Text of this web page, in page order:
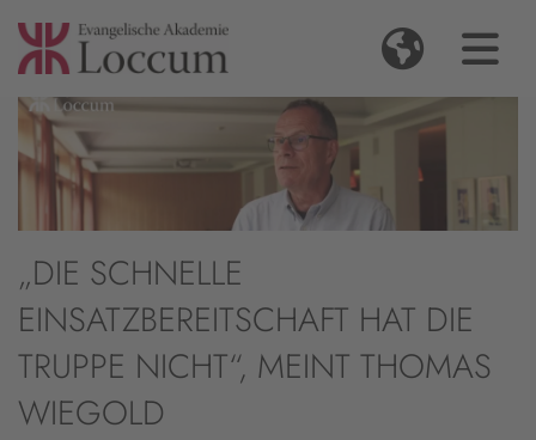
„DIE SCHNELLE
EINSATZBEREITSCHAFT HAT DIE
TRUPPE NICHT“, MEINT THOMAS
WIEGOLD